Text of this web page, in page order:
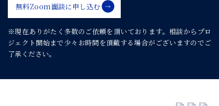
無料Zoom面談に申し込む
※現在ありがたく多数のご依頼を頂いております。相談からプロ
ジェクト開始まで少々お時間を頂戴する場合がございますのでご
了承ください。